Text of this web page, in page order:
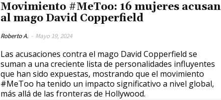
Movimiento #MeToo: 16 mujeres acusan
al mago David Copperfield
Roberto A. - Mayo 19, 2024
Las acusaciones contra el mago David Copperfield se
suman a una creciente lista de personalidades influyentes
que han sido expuestas, mostrando que el movimiento
#MeToo ha tenido un impacto significativo a nivel global,
más allá de las fronteras de Hollywood.